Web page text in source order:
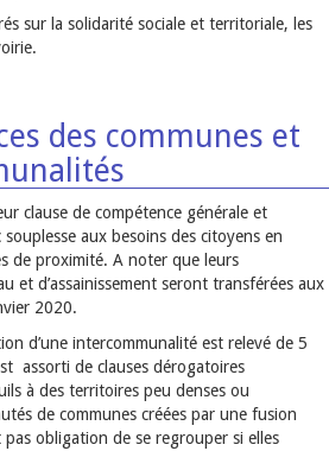
sur la solidarité sociale et territoriale, les
des communes et
clause de compétence générale et
aux besoins des citoyens en
de proximité. A noter que leurs
et d’assainissement seront transférées aux
2020.
d’une intercommunalité est relevé de 5
assorti de clauses dérogatoires
à des territoires peu denses ou
de communes créées par une fusion
obligation de se regrouper si elles